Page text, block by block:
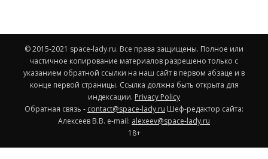
© 2015-2021 space-lady.ru. Все права защищены. Полное или
частичное копирование материалов разрешено только с
указанием обратной ссылки на наш сайт в первом абзаце и в
конце первой страницы. Ссылка должна быть открыта для
индексации. Privacy Policy
Обратная связь - contact@space-lady.ru Шеф-редактор сайта:
Алексеев В.В. e-mail: alexeev@space-lady.ru
18+